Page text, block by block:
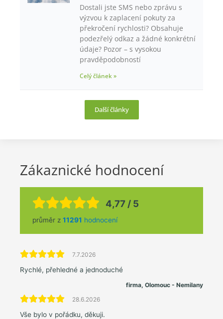
Dostali jste SMS nebo zprávu s
výzvou k zaplacení pokuty za
překročení rychlosti? Obsahuje
podezřelý odkaz a žádné konkrétní
údaje? Pozor – s vysokou
pravděpodobností
Celý článek »
Další články
Zákaznické hodnocení
4,77 / 5
průměr z 11291 hodnocení
7.7.2026
Rychlé, přehledné a jednoduché
firma, Olomouc - Nemilany
28.6.2026
Vše bylo v pořádku, děkuji.